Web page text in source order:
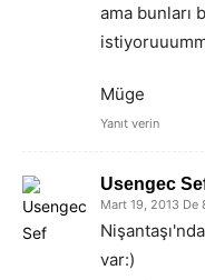
ama bunları
Müge
Yanıt verin
Usengec
Mart 19, 2013 De
var:)